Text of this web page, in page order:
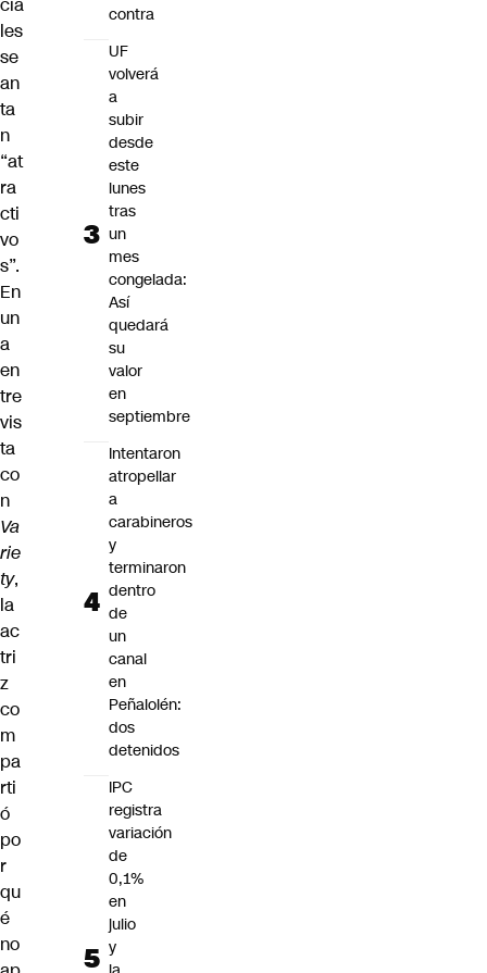
les
se
an
ta
n
“at
ra
cti
vo
s”.
En
un
a
en
tre
vis
ta
co
n
Va
rie
ty,
la
ac
tri
z
co
m
pa
rti
ó
po
r
qu
é
no
contra
UF
volverá
a
subir
desde
este
lunes
tras
un
mes
congelada:
Así
quedará
su
valor
en
septiembre
Intentaron
atropellar
a
carabineros
y
terminaron
dentro
de
un
canal
en
Peñalolén:
dos
detenidos
IPC
registra
variación
de
0,1%
en
julio
y